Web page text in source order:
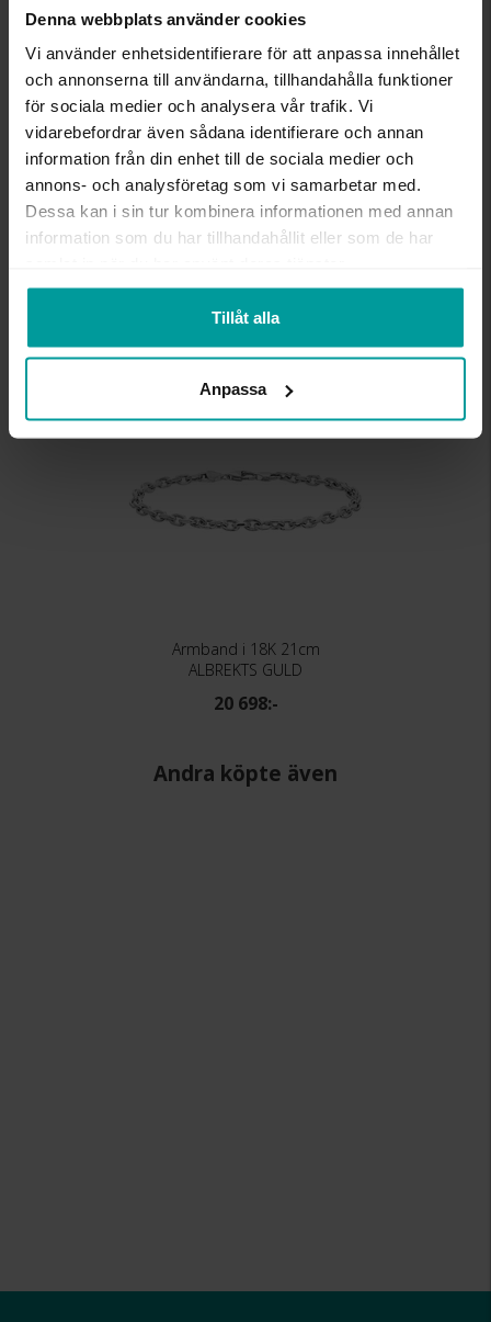
Denna webbplats använder cookies
Vi använder enhetsidentifierare för att anpassa innehållet
och annonserna till användarna, tillhandahålla funktioner
för sociala medier och analysera vår trafik. Vi
vidarebefordrar även sådana identifierare och annan
information från din enhet till de sociala medier och
annons- och analysföretag som vi samarbetar med.
Dessa kan i sin tur kombinera informationen med annan
information som du har tillhandahållit eller som de har
Tillåt alla
Anpassa
4,5
HÖJD CA (MM)
1,42
LÄNGD CA (CM)
21
VARUMÄRKE
Albrekts Guld
MATERIAL
Guld
ÄDELMETALL
18K Gold
DETALJER
ihålig
Liknande produkter
Armband i 18K 21cm
ALBREKTS GULD
20 698:-
Andra köpte även